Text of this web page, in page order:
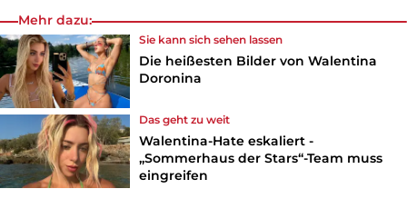
Mehr dazu:
Sie kann sich sehen lassen
Die heißesten Bilder von Walentina
Doronina
Das geht zu weit
Walentina-Hate eskaliert -
„Sommerhaus der Stars“-Team muss
eingreifen